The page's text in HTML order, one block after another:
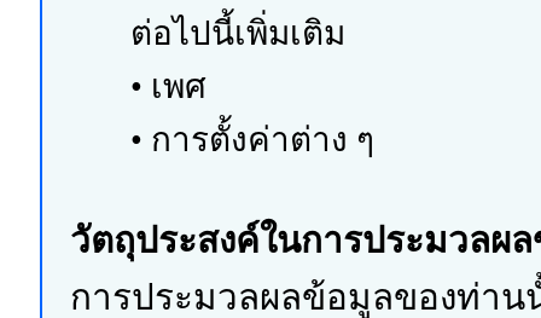
ต่อไปนี้เพิ่มเติม
• เพศ
• การตั้งค่าต่าง ๆ
วัตถุประสงค์ในการประมวลผ
การประมวลผลข้อมูลของท่าน